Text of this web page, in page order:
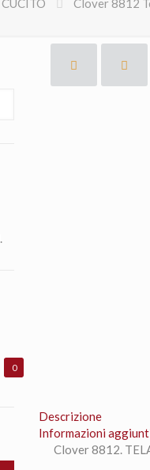
Clover 8812
Descrizione
Informazioni
Clover 8812.
0